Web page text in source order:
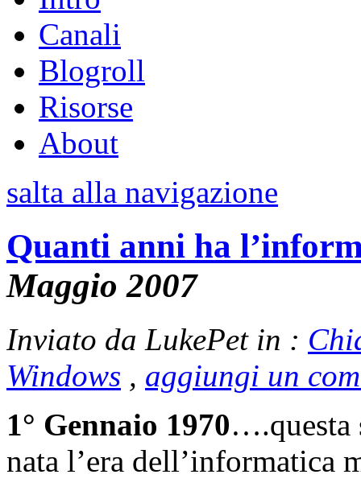
Canali
Blogroll
Risorse
About
salta alla navigazione
Quanti anni ha
Maggio 2007
Inviato da LukePet in :
Windows , aggiungi un
1° Gennaio 1970….questa
nata l’era dell’informatica